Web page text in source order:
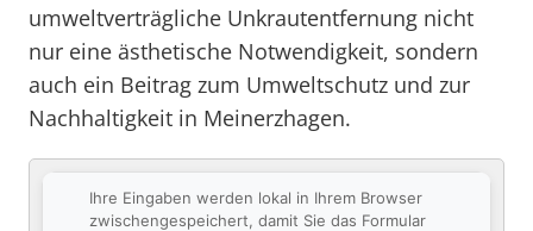
umweltverträgliche Unkrautentfernung nicht
nur eine ästhetische Notwendigkeit, sondern
auch ein Beitrag zum Umweltschutz und zur
Nachhaltigkeit in Meinerzhagen.
Ihre Eingaben werden lokal in Ihrem Browser
zwischengespeichert, damit Sie das Formular